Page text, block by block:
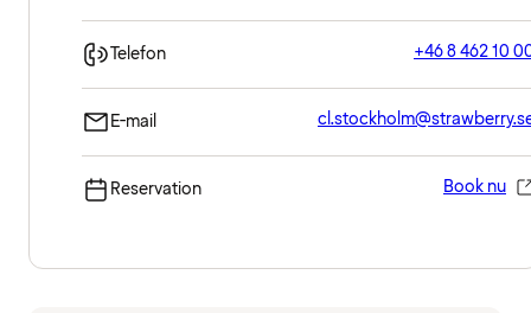
Telefon +46 8 462 10
E-mail
Reservation Book nu